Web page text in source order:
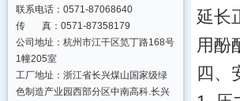
联系电话：0571-87068640
传 真：0571-87358179
公司地址：杭州市江干区笕丁路168号
1幢205室
工厂地址：浙江省长兴煤山国家级绿
色制造产业园西部分区中南高科.长兴
延长
用酚
四、